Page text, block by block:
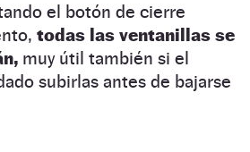
el botón de cierre
todas las ventanillas se
muy útil también si el
subirlas antes de bajarse